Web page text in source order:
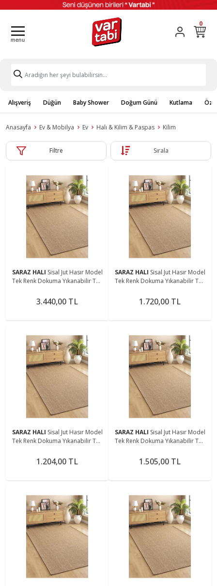
0
Alışveriş Düğün Baby Shower Doğum Günü Kutlama
Anasayfa Ev & Mobilya Ev Halı & Kilim & Paspas Kilim
Filtre Sırala
SARAZ HALI Sisal Jut Hasır Model
Tek Renk Dokuma Yıkanabilir Toz
3.440,00 TL
SARAZ HALI Sisal Jut Hasır Model
Tek Renk Dokuma Yıkanabilir Toz
1.720,00 TL
SARAZ HALI Sisal Jut Hasır Model
Tek Renk Dokuma Yıkanabilir Toz
1.204,00 TL
SARAZ HALI Sisal Jut Hasır Model
Tek Renk Dokuma Yıkanabilir Toz
1.505,00 TL